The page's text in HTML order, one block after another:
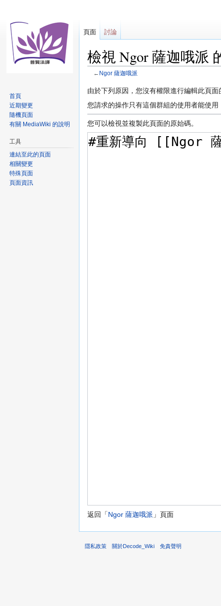
檢視 Ngor 薩迦哦派
← Ngor 薩迦哦派
跳
至
覽
跳
至
尋
由於下列原因，您沒有權限進行編輯此頁面
您請求的操作只有這個群組的使用者能使用
您可以檢視並複製此頁面的原始碼。
返回「Ngor 薩迦哦派 」頁面
頁面 討論
首頁
近期變更
隨機頁面
有關 MediaWiki 的說明
工具
連結至此的頁面
相關變更
特殊頁面
頁面資訊
隱私政策 關於Decode_Wiki 免責聲明